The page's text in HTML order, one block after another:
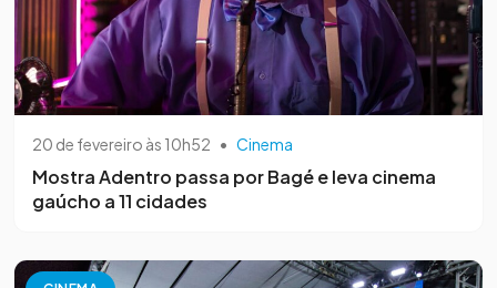
20 de fevereiro às 10h52 • Cinema
Mostra Adentro passa por Bagé e leva cinema
gaúcho a 11 cidades